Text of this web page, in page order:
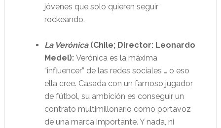
jóvenes que solo quieren seguir
rockeando.
La Verónica (Chile; Director: Leonardo
Medel): Verónica es la máxima
“influencer” de las redes sociales … o eso
ella cree. Casada con un famoso jugador
de fútbol, su ambición es conseguir un
contrato multimillonario como portavoz
de una marca importante. Y nada, ni